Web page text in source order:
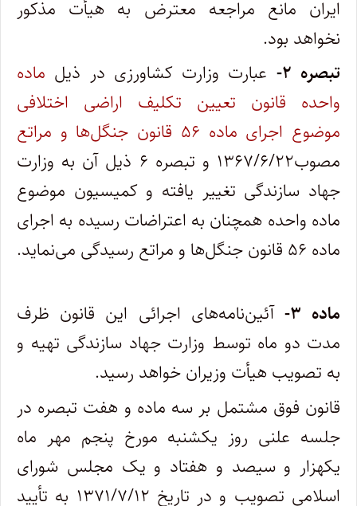
ایران مانع مراجعه معترض به هیأت مذکور
نخواهد بود. ‌
تبصره ۲-
عبارت وزارت کشاورزی در ذیل ماده
واحده قانون تعیین تکلیف اراضی اختلافی
موضوع اجرای ماده ۵۶
قانون جنگل‌ها و مراتع
مصوب۱۳۶۷/۶/۲۲ و تبصره ۶ ذیل آن به وزارت
جهاد سازندگی تغییر یافته و کمیسیون موضوع
ماده واحده همچنان به اعتراضات رسیده به اجرای
ماده ۵۶‌ قانون جنگل‌ها و مراتع رسیدگی می‌نماید.
ماده ۳-
آئین‌نامه‌های اجرائی این قانون ظرف
مدت دو ماه توسط وزارت جهاد سازندگی تهیه و
به تصویب هیأت وزیران خواهد رسید.
قانون فوق مشتمل بر سه ماده و هفت تبصره در
جلسه علنی روز یکشنبه مورخ پنجم مهر ماه
یکهزار و سیصد و هفتاد و یک مجلس شورای
اسلامی تصویب و در‌ تاریخ ۱۳۷۱/۷/۱۲ به تأیید